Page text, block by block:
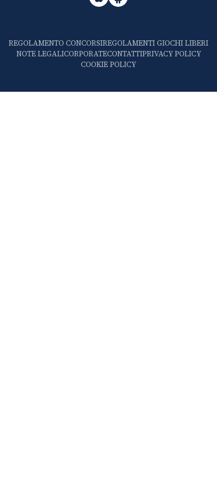
REGOLAMENTO CONCORSIREGOLAMENTI GIOCHI LIBERI
NOTE LEGALICORPORATECONTATTIPRIVACY POLICY
COOKIE POLICY